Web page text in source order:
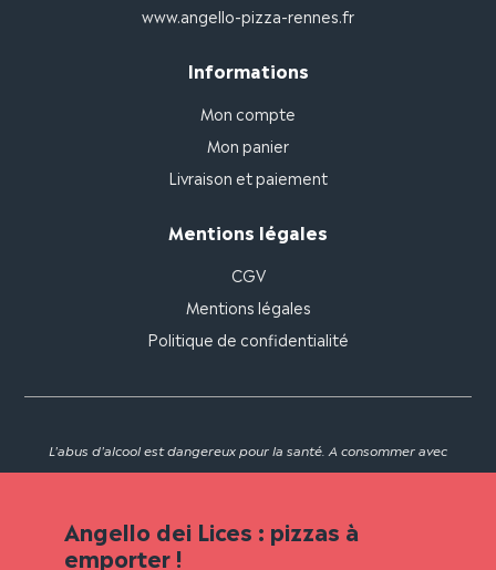
Angello dei Lices : pizzas à
emporter !
www.angello-pizza-rennes.fr
Informations
Mon compte
Mon panier
Livraison et paiement
Mentions légales
CGV
Mentions légales
Politique de confidentialité
L'abus d'alcool est dangereux pour la santé. A consommer avec
modération.